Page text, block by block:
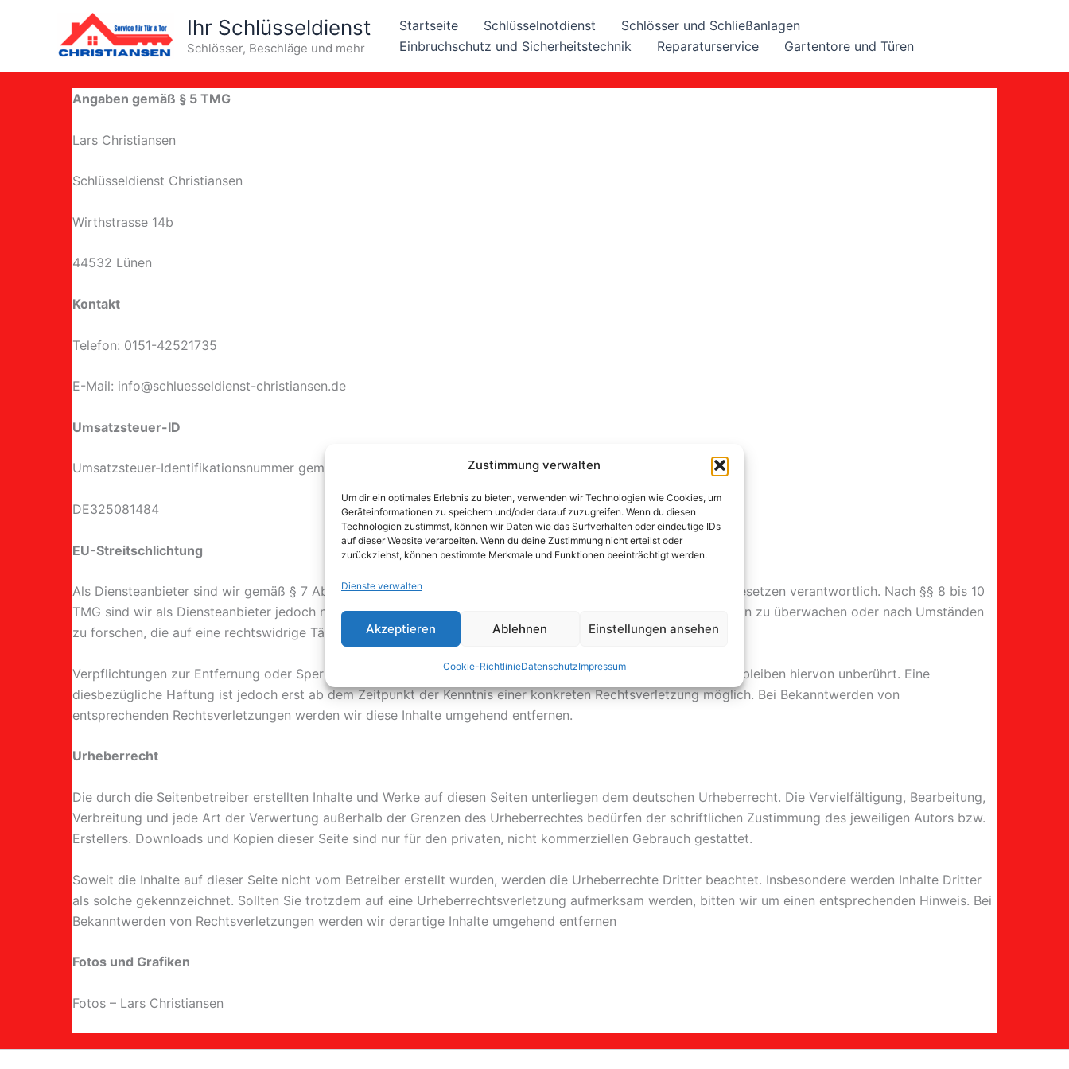
Zustimmung verwalten
Um dir ein optimales Erlebnis zu bieten, verwenden wir Technologien wie Cookies, um
Geräteinformationen zu speichern und/oder darauf zuzugreifen. Wenn du diesen
Technologien zustimmst, können wir Daten wie das Surfverhalten oder eindeutige IDs
auf dieser Website verarbeiten. Wenn du deine Zustimmung nicht erteilst oder
zurückziehst, können bestimmte Merkmale und Funktionen beeinträchtigt werden.
Dienste verwalten
Akzeptieren Ablehnen Einstellungen ansehen
Cookie-RichtlinieDatenschutzImpressum
Ihr Schlüsseldienst
Schlösser, Beschläge und mehr
Startseite Schlüsselnotdienst
Schlösser und Schließanlagen
Einbruchschutz und Sicherheitstechnik
Reparaturservice Gartentore und Türen
Angaben gemäß § 5 TMG
Lars Christiansen
Schlüsseldienst Christiansen
Wirthstrasse 14b
44532 Lünen
Kontakt
Telefon: 0151-42521735
E-Mail: info@schluesseldienst-christiansen.de
Umsatzsteuer-ID
Umsatzsteuer-Identifikationsnummer gemäß § 27 a Umsatzsteuergesetz:
DE325081484
EU-Streitschlichtung
Als Diensteanbieter sind wir gemäß § 7 Abs.1 TMG für eigene Inhalte auf diesen Seiten nach den allgemeinen Gesetzen verantwortlich. Nach §§ 8 bis 10
TMG sind wir als Diensteanbieter jedoch nicht verpflichtet, übermittelte oder gespeicherte fremde Informationen zu überwachen oder nach Umständen
zu forschen, die auf eine rechtswidrige Tätigkeit hinweisen.
Verpflichtungen zur Entfernung oder Sperrung der Nutzung von Informationen nach den allgemeinen Gesetzen bleiben hiervon unberührt. Eine
diesbezügliche Haftung ist jedoch erst ab dem Zeitpunkt der Kenntnis einer konkreten Rechtsverletzung möglich. Bei Bekanntwerden von
entsprechenden Rechtsverletzungen werden wir diese Inhalte umgehend entfernen.
Urheberrecht
Die durch die Seitenbetreiber erstellten Inhalte und Werke auf diesen Seiten unterliegen dem deutschen Urheberrecht. Die Vervielfältigung, Bearbeitung,
Verbreitung und jede Art der Verwertung außerhalb der Grenzen des Urheberrechtes bedürfen der schriftlichen Zustimmung des jeweiligen Autors bzw.
Erstellers. Downloads und Kopien dieser Seite sind nur für den privaten, nicht kommerziellen Gebrauch gestattet.
Soweit die Inhalte auf dieser Seite nicht vom Betreiber erstellt wurden, werden die Urheberrechte Dritter beachtet. Insbesondere werden Inhalte Dritter
als solche gekennzeichnet. Sollten Sie trotzdem auf eine Urheberrechtsverletzung aufmerksam werden, bitten wir um einen entsprechenden Hinweis. Bei
Bekanntwerden von Rechtsverletzungen werden wir derartige Inhalte umgehend entfernen
Fotos und Grafiken
Fotos – Lars Christiansen